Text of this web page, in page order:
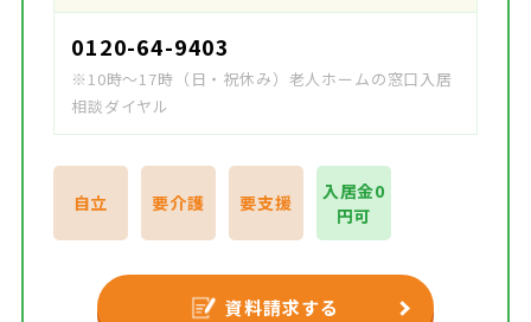
0120-64-9403
※10時～17時（日・祝休み）老人ホームの窓口入居
相談ダイヤル
自立 要介護 要支援
入居金0
円可
資料請求する